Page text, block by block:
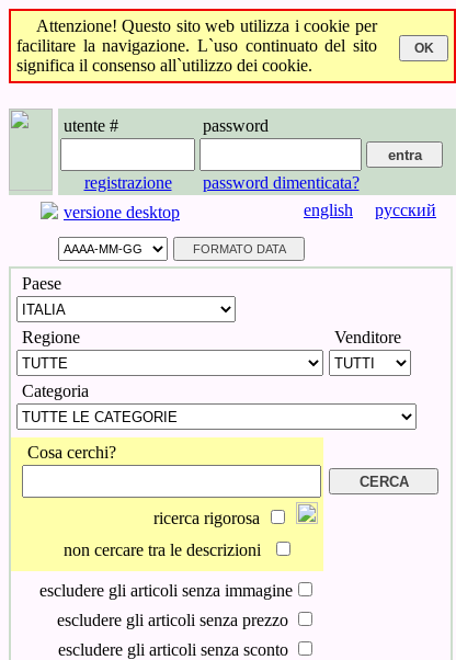
Attenzione! Questo sito web utilizza i cookie per
facilitare la navigazione. L`uso continuato del sito
significa il consenso all`utilizzo dei cookie.
utente # password
registrazione
password dimenticata?
versione desktop
english русский
Paese
Regione Venditore
Categoria
Cosa cerchi?
ricerca rigorosa
non cercare tra le descrizioni
escludere gli articoli senza immagine
escludere gli articoli senza prezzo
escludere gli articoli senza sconto